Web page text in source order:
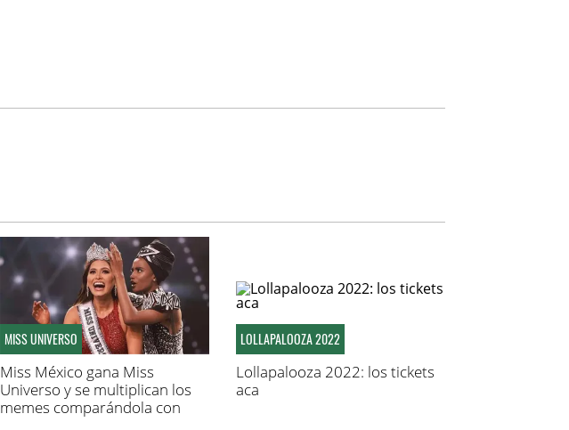
MISS UNIVERSO
Miss México gana Miss
Universo y se multiplican los
memes comparándola con
LOLLAPALOOZA 2022
Lollapalooza 2022: los tickets
aca